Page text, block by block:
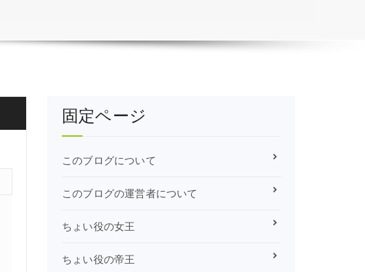
固定ページ
このブログについて
このブログの運営者について
ちょい役の女王
ちょい役の帝王